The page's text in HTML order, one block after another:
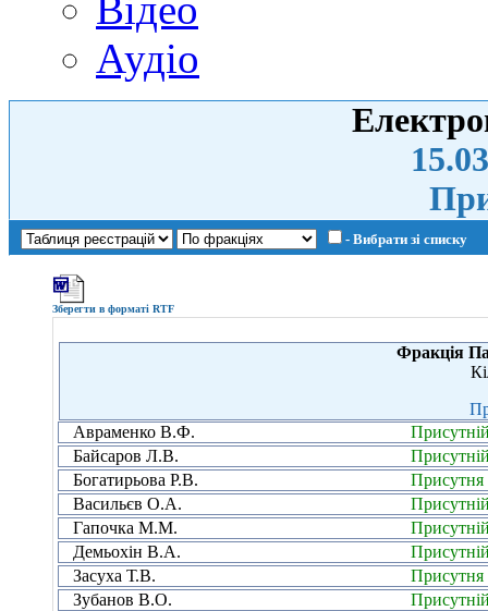
Відео
Аудіо
- Вибрати зі списку
Зберегти в форматі RTF
Фракція
Авраменко В.Ф.
Байсаров Л.В.
Богатирьова Р.В.
Присутня
Васильєв О.А.
Гапочка М.М.
Демьохін В.А.
Засуха Т.В.
Присутня
Зубанов В.О.